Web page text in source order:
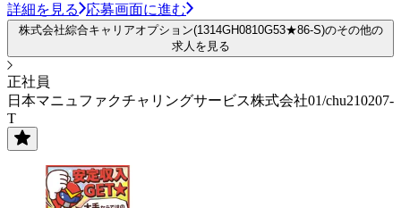
詳細を見る 応募画面に進む
株式会社綜合キャリアオプション(1314GH0810G53★86-S)のその他の
求人を見る
正社員
日本マニュファクチャリングサービス株式会社01/chu210207-
T